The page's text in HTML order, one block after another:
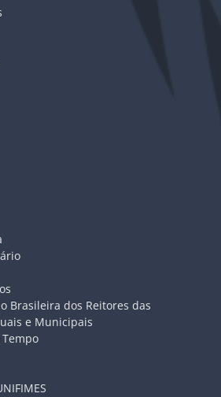
Brasileira dos Reitores das
e Municipais
Tempo